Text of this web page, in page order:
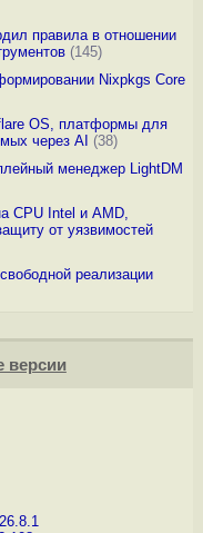
правила в отношении
(145)
Nixpkgs Core
OS, платформы для
через AI (38)
менеджер LightDM
CPU Intel и AMD,
от уязвимостей
реализации
версии